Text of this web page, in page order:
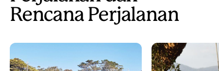
Rencana Perjalanan